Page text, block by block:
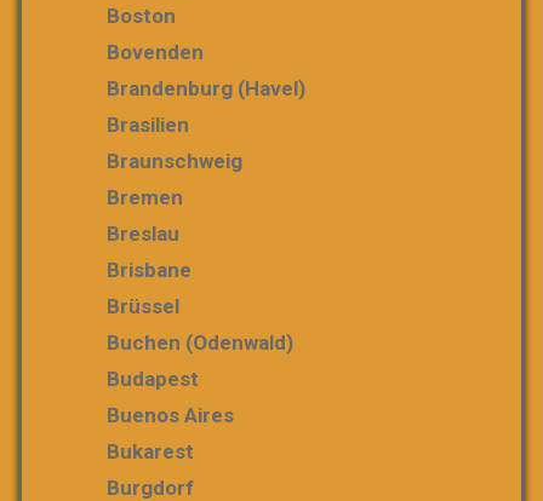
Boston
Bovenden
Brandenburg (Havel)
Brasilien
Braunschweig
Bremen
Breslau
Brisbane
Brüssel
Buchen (Odenwald)
Budapest
Buenos Aires
Bukarest
Burgdorf